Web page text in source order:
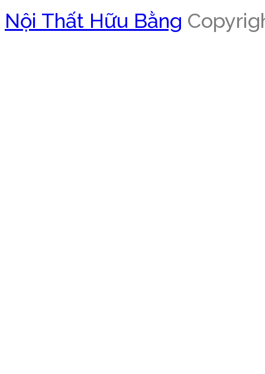
Nội Thất Hữu Bằng